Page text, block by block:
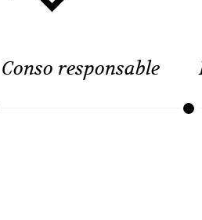
Conso responsable